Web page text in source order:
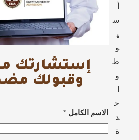
إستشارتك
وقبولك
الاسم الكامل *
س
ي
و
ط
و
ح
د
ة